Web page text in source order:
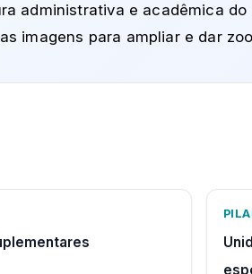
administrativa e acadêmica
imagens para ampliar e dar